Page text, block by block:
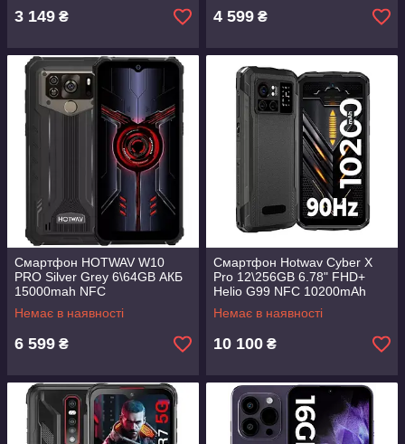
3 149 ₴ 4 599 ₴
Смартфон HOTWAV W10
PRO Silver Grey 6\64GB АКБ
15000mah NFC
Немає в наявності
6 599 ₴
Смартфон Hotwav Cyber X
Pro 12\256GB 6.78" FHD+
Helio G99 NFC 10200mAh
33W Fast Charge
Немає в наявності
10 100 ₴